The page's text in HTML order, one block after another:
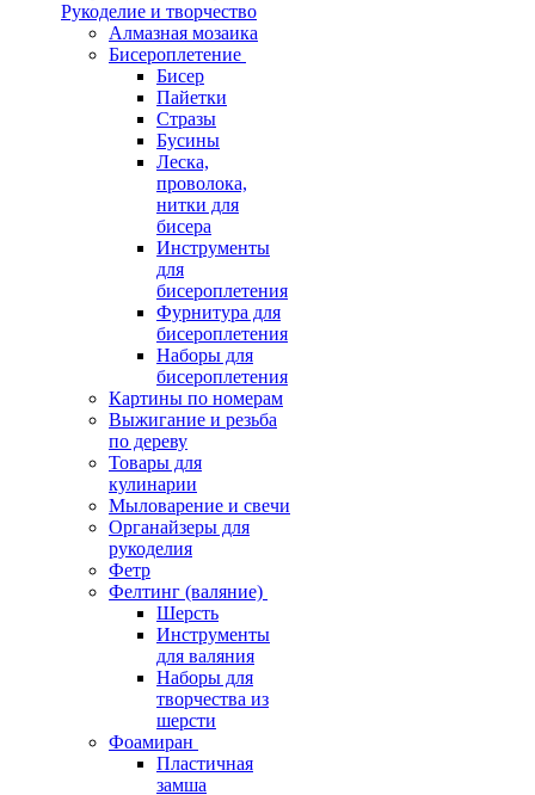
Рукоделие и творчество
Алмазная мозаика
Бисероплетение
Бисер
Пайетки
Стразы
Бусины
Леска,
проволока,
нитки для
бисера
Инструменты
для
бисероплетения
Фурнитура для
бисероплетения
Наборы для
бисероплетения
Картины по номерам
Выжигание и резьба
по дереву
Товары для
кулинарии
Мыловарение и свечи
Органайзеры для
рукоделия
Фетр
Фелтинг (валяние)
Шерсть
Инструменты
для валяния
Наборы для
творчества из
шерсти
Фоамиран
Пластичная
замша